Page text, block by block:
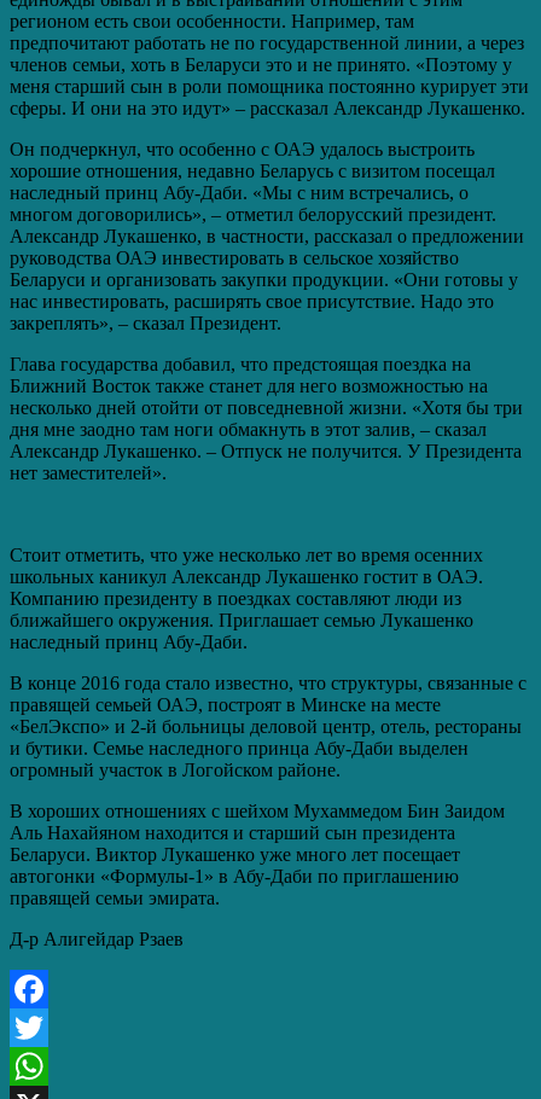
регионом есть свои особенности. Например, там
предпочитают работать не по государственной линии, а через
членов семьи, хоть в Беларуси это и не принято. «Поэтому у
меня старший сын в роли помощника постоянно курирует эти
сферы. И они на это идут» – рассказал Александр Лукашенко.
Он подчеркнул, что особенно с ОАЭ удалось выстроить
хорошие отношения, недавно Беларусь с визитом посещал
наследный принц Абу-Даби. «Мы с ним встречались, о
многом договорились», – отметил белорусский президент.
Александр Лукашенко, в частности, рассказал о предложении
руководства ОАЭ инвестировать в сельское хозяйство
Беларуси и организовать закупки продукции. «Они готовы у
нас инвестировать, расширять свое присутствие. Надо это
закреплять», – сказал Президент.
Глава государства добавил, что предстоящая поездка на
Ближний Восток также станет для него возможностью на
несколько дней отойти от повседневной жизни. «Хотя бы три
дня мне заодно там ноги обмакнуть в этот залив, – сказал
Александр Лукашенко. – Отпуск не получится. У Президента
нет заместителей».
Стоит отметить, что уже несколько лет во время осенних
школьных каникул Александр Лукашенко гостит в ОАЭ.
Компанию президенту в поездках составляют люди из
ближайшего окружения. Приглашает семью Лукашенко
наследный принц Абу-Даби.
В конце 2016 года стало известно, что структуры, связанные с
правящей семьей ОАЭ, построят в Минске на месте
«БелЭкспо» и 2-й больницы деловой центр, отель, рестораны
и бутики. Семье наследного принца Абу-Даби выделен
огромный участок в Логойском районе.
В хороших отношениях с шейхом Мухаммедом Бин Заидом
Аль Нахайяном находится и старший сын президента
Беларуси. Виктор Лукашенко уже много лет посещает
автогонки «Формулы-1» в Абу-Даби по приглашению
правящей семьи эмирата.
Д-р Алигейдар Рзаев
Facebook
Twitter